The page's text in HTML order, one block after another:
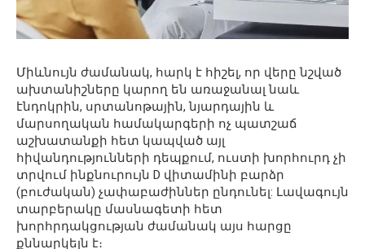
Միևնույն ժամանակ, հարկ է հիշել, որ վերը նշված
ախտանիշները կարող են առաջանալ նաև
էնդոկրին, սրտանոթային, նյարդային և
մարսողական համակարգերի ոչ պատշաճ
աշխատանքի հետ կապված այլ
հիվանդությունների դեպքում, ուստի խորհուրդ չի
տրվում ինքնուրույն D վիտամինի բարձր
(բուժական) չափաբաժիններ ընդունել: Լավագույն
տարբերակը մասնագետի հետ
խորհրդակցության ժամանակ այս հարցը
քննարկելն է։